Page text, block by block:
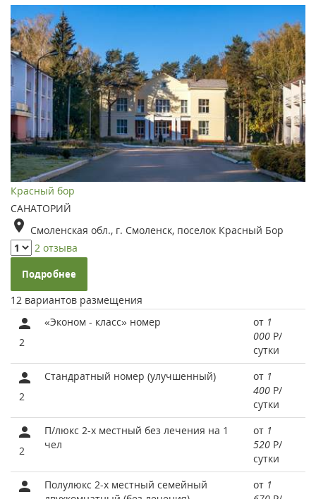
Красный бор
САНАТОРИЙ
Смоленская обл., г. Смоленск, поселок Красный Бор
2 отзыва
Подробнее
12 вариантов размещения
2
«Эконом - класс» номер от 1
000 Р/
сутки
2
Стандратный номер (улучшенный) от 1
400 Р/
сутки
2
П/люкс 2-х местный без лечения на 1
чел
от 1
520 Р/
сутки
Полулюкс 2-х местный семейный
от 1